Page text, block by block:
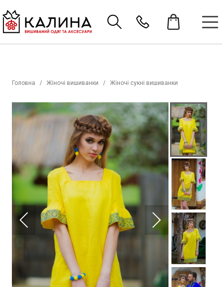
Головна Жіночі вишиванки Жіночі сукні вишиванки